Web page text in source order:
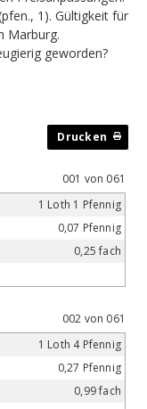
1). Gültigkeit für
Marburg.
geworden?
001 von 061
1 Loth 1 Pfennig
0,07 Pfennig
0,25 fach
002 von 061
1 Loth 4 Pfennig
0,27 Pfennig
0,99 fach